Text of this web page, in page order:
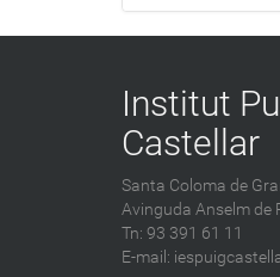
Institut
Castellar
Santa Coloma de
Avinguda Anselm de
Tn: 93 391 61 11
E-mail: